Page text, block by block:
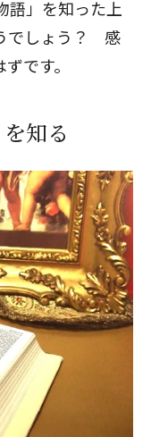
語」を知った上
でしょう？ 感
です。
知る